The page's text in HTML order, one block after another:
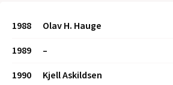
1988
Olav H. Hauge
1989
–
1990
Kjell Askildsen